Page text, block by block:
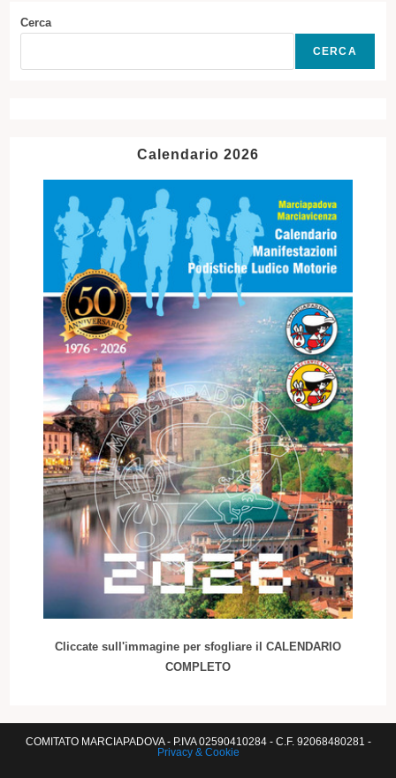
Cerca
CERCA
Calendario 2026
Cliccate sull'immagine per sfogliare il CALENDARIO
COMPLETO
COMITATO MARCIAPADOVA - P.IVA 02590410284 - C.F. 92068480281 -
Privacy & Cookie